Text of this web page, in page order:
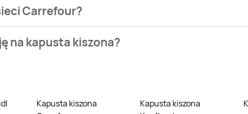
Carrefour?
na kapusta kiszona?
Kapusta kiszona
Kapusta kiszona